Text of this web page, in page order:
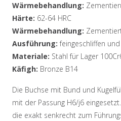
Wärmebehandlung:
Härte: 62-64 HRC
Wärmebehandlung:
Ausführung: feingeschliffen
Materiale: Stahl für Lager
Käfigh: Bronze B14
Die Buchse mit Bund und
mit der Passung H6/j6
die exakt senkrecht zum